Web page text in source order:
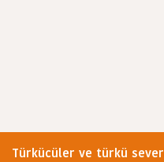
Türkücüler ve türkü